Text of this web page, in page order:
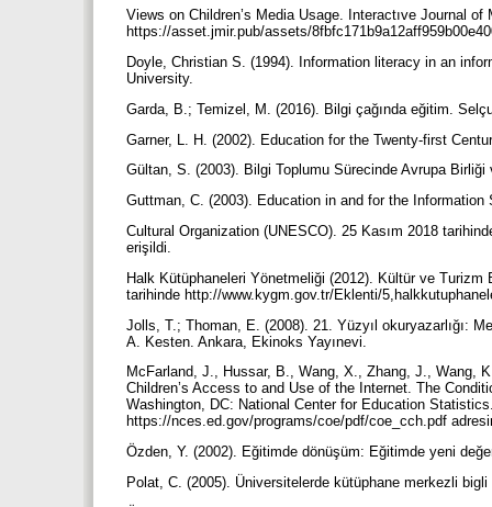
Views on Children’s Media Usage. Interactıve Journal
https://asset.jmir.pub/assets/
Doyle, Christian S. (1994). Information literacy in an
University.
Garda, B.; Temizel, M. (2016). Bilgi çağında eğitim.
Garner, L. H. (2002). Education for the Twenty-first
Gültan, S. (2003). Bilgi Toplumu Sürecinde Avrupa
Guttman, C. (2003). Education in and for the
Cultural Organization (UNESCO). 25 Kasım 2018
erişildi.
Halk Kütüphaneleri Yönetmeliği (2012). Kültür ve Turizm
tarihinde http://www.kygm.gov.tr/Eklenti/
Jolls, T.; Thoman, E. (2008). 21. Yüzyıl okuryazarlığı:
A. Kesten. Ankara, Ekinoks Yayınevi.
McFarland, J., Hussar, B., Wang, X., Zhang, J., Wang,
Children’s Access to and Use of the Internet. The
Washington, DC: National Center for Education
https://nces.ed.gov/programs/coe/pdf/coe_cch.pdf
Özden, Y. (2002). Eğitimde dönüşüm: Eğitimde yeni
Polat, C. (2005). Üniversitelerde kütüphane merkezli